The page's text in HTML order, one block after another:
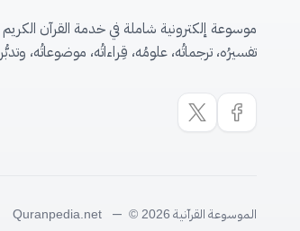
موسوعة إلكترونية شاملة في خدمة القرآن
تفسيرُه، ترجماتُه، علومُه، قِراءاتُه، موضوعاتُه،
الموسوعة القرآنية Quranpedia.net — © 2026